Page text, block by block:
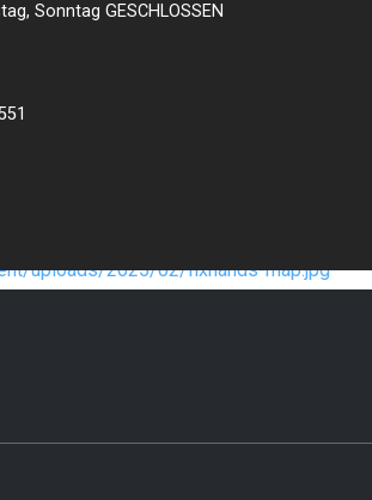
Sonntag GESCHLOSSEN